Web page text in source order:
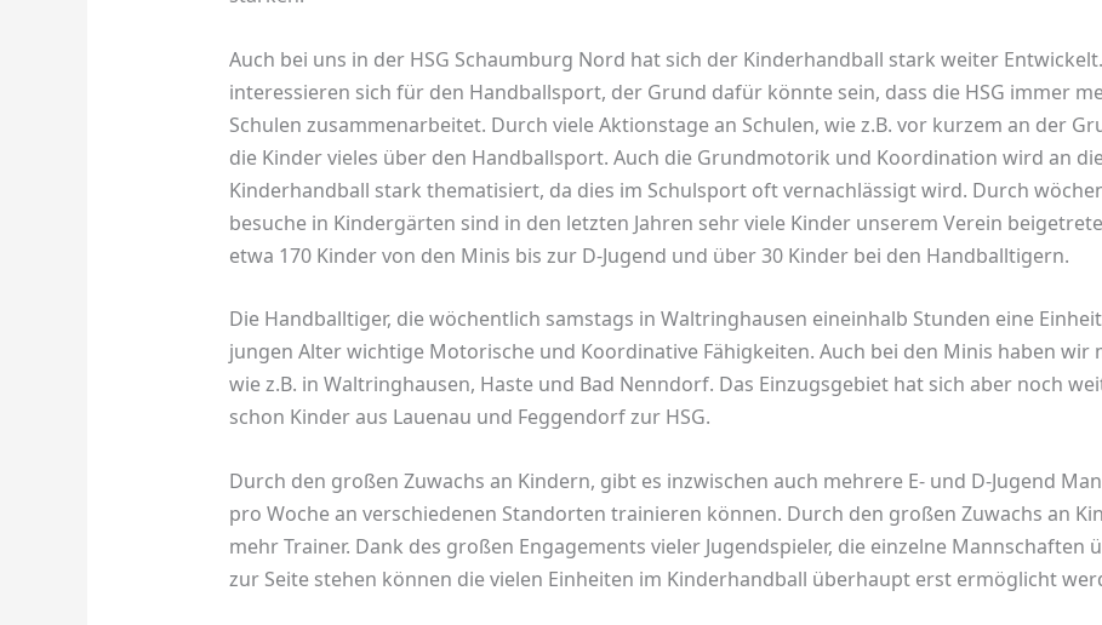
Auch bei uns in der HSG Schaumburg Nord hat sich der Kinderhandball stark weiter
interessieren sich für den Handballsport, der Grund dafür könnte sein, dass die HSG immer
Schulen zusammenarbeitet. Durch viele Aktionstage an Schulen, wie z.B. vor kurzem an der
die Kinder vieles über den Handballsport. Auch die Grundmotorik und Koordination wird an
Kinderhandball stark thematisiert, da dies im Schulsport oft vernachlässigt wird. Durch
besuche in Kindergärten sind in den letzten Jahren sehr viele Kinder unserem Verein
etwa 170 Kinder von den Minis bis zur D-Jugend und über 30 Kinder bei den Handballtigern.
Die Handballtiger, die wöchentlich samstags in Waltringhausen eineinhalb Stunden eine
jungen Alter wichtige Motorische und Koordinative Fähigkeiten. Auch bei den Minis haben
wie z.B. in Waltringhausen, Haste und Bad Nenndorf. Das Einzugsgebiet hat sich aber noch
schon Kinder aus Lauenau und Feggendorf zur HSG.
Durch den großen Zuwachs an Kindern, gibt es inzwischen auch mehrere E- und D-Jugend
pro Woche an verschiedenen Standorten trainieren können. Durch den großen Zuwachs an
mehr Trainer. Dank des großen Engagements vieler Jugendspieler, die einzelne Mannschaften
zur Seite stehen können die vielen Einheiten im Kinderhandball überhaupt erst ermöglicht